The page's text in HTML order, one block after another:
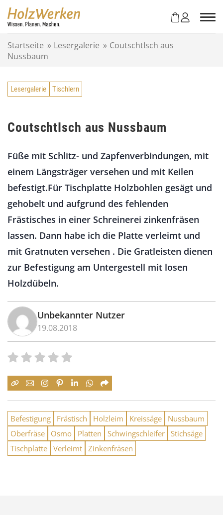
Startseite » Lesergalerie » CoutschtIsch aus
Nussbaum
Lesergalerie Tischlern
CoutschtIsch aus Nussbaum
Füße mit Schlitz- und Zapfenverbindungen, mit
einem Längsträger versehen und mit Keilen
befestigt.Für Tischplatte Holzbohlen gesägt und
gehobelt und aufgrund des fehlenden
Frästisches in einer Schreinerei zinkenfräsen
lassen. Dann habe ich die Platte verleimt und
mit Gratnuten versehen . Die Gratleisten dienen
zur Befestigung am Untergestell mit losen
Holzdübeln.
Unbekannter Nutzer
19.08.2018
Befestigung Frästisch Holzleim Kreissäge
Nussbaum
Oberfräse
Osmo Platten Schwingschleifer Stichsäge
Tischplatte Verleimt Zinkenfräsen